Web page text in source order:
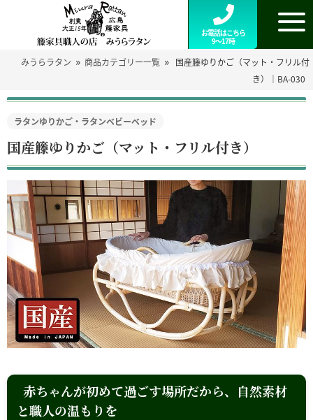
お電話はこちら
9～17時
みうらラタン » 商品カテゴリー一覧 » 国産籐ゆりかご（マット・フリル付
き）｜BA-030
ラタンゆりかご・ラタンベビーベッド
国産籐ゆりかご（マット・フリル付き）
赤ちゃんが初めて過ごす場所だから、自然素材
と職人の温もりを